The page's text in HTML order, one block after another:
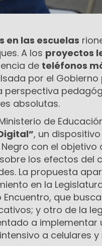
en las escuelas
A los proyectos
de teléfonos
por el
perspectiva
absolutas.
de
, un
con el objetivo
los efectos del
La propuesta
en la
Encuentro, que
y otro de la
a implementar
a celulares y